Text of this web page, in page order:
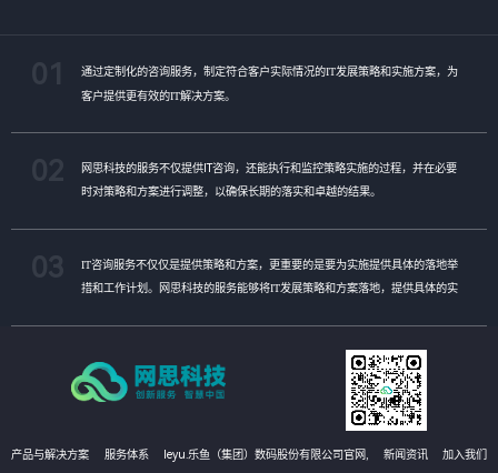
通过定制化的咨询服务，制定符合客户实际情况的IT发展策略和实施方案，为
客户提供更有效的IT解决方案。
网思科技的服务不仅提供IT咨询，还能执行和监控策略实施的过程，并在必要
时对策略和方案进行调整，以确保长期的落实和卓越的结果。
IT咨询服务不仅仅是提供策略和方案，更重要的是要为实施提供具体的落地举
措和工作计划。网思科技的服务能够将IT发展策略和方案落地，提供具体的实
产品与解决方案 服务体系 leyu.乐鱼（集团）数码股份有限公司官网, 新闻资讯 加入我们